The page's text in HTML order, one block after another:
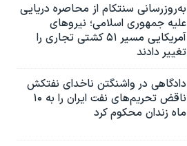
به‌روزرسانی سنتکام از محاصره دریایی
علیه جمهوری اسلامی؛ نیروهای
آمریکایی مسیر ۵۱ کشتی تجاری را
تغییر دادند
دادگاهی در واشنگتن ناخدای نفتکش
ناقض تحریم‌های نفت ایران را به ۱۰
ماه زندان محکوم کرد